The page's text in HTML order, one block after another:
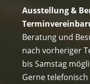
Ausstellung &
Beratung und
nach vorheriger
bis Samstag
Gerne telefonisch